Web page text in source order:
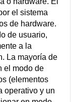
el sistema
de hardware.
de usuario,
a la
La mayoría de
el modo de
(elementos
operativo y un